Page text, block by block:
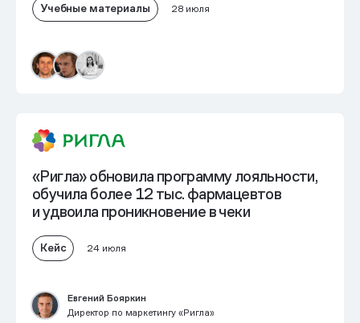
Учебные материалы 28 июля
«Ригла» обновила программу лояльности,
обучила более 12 тыс. фармацевтов
иудвоила проникновение в чеки
Кейс 24 июля
Евгений Бояркин
Директор по маркетингу «Ригла»